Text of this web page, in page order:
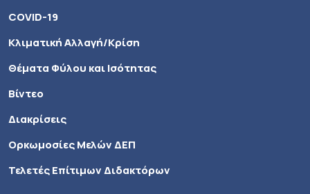
COVID-19
Κλιματική Αλλαγή/Κρίση
Θέματα Φύλου και Ισότητας
Βίντεο
Διακρίσεις
Ορκωμοσίες Μελών ΔΕΠ
Τελετές Επίτιμων Διδακτόρων